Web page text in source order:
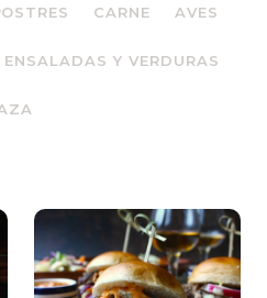
CARNE AVES
ENSALADAS Y VERDURAS